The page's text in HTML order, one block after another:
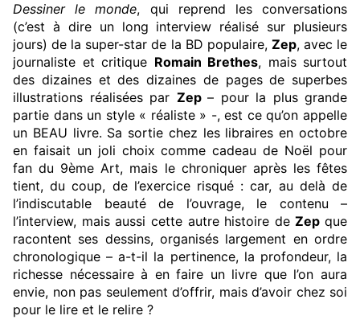
Dessiner le monde, qui reprend les conversations
(c’est à dire un long interview réalisé sur plusieurs
jours) de la super-star de la BD populaire, Zep, avec le
journaliste et critique Romain Brethes, mais surtout
des dizaines et des dizaines de pages de superbes
illustrations réalisées par Zep – pour la plus grande
partie dans un style « réaliste » -, est ce qu’on appelle
un BEAU livre. Sa sortie chez les libraires en octobre
en faisait un joli choix comme cadeau de Noël pour
fan du 9ème Art, mais le chroniquer après les fêtes
tient, du coup, de l’exercice risqué : car, au delà de
l’indiscutable beauté de l’ouvrage, le contenu –
l’interview, mais aussi cette autre histoire de Zep que
racontent ses dessins, organisés largement en ordre
chronologique – a-t-il la pertinence, la profondeur, la
richesse nécessaire à en faire un livre que l’on aura
envie, non pas seulement d’offrir, mais d’avoir chez soi
pour le lire et le relire ?